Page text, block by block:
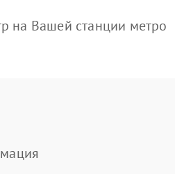
на Вашей станции метро